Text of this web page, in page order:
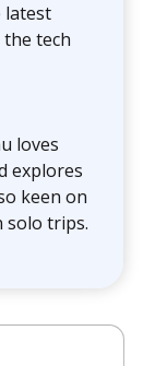
latest
tech
loves
explores
keen on
solo trips.